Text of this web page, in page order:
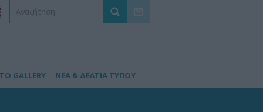
GALLERY ΝΕΑ & ΔΕΛΤΙΑ ΤΥΠΟΥ